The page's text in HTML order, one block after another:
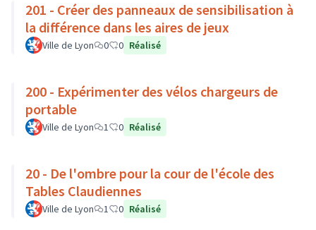
201 - Créer des panneaux de sensibilisation à
la différence dans les aires de jeux
Ville de Lyon 0 0 Réalisé
200 - Expérimenter des vélos chargeurs de
portable
Ville de Lyon 1 0 Réalisé
20 - De l'ombre pour la cour de l'école des
Tables Claudiennes
Ville de Lyon 1 0 Réalisé